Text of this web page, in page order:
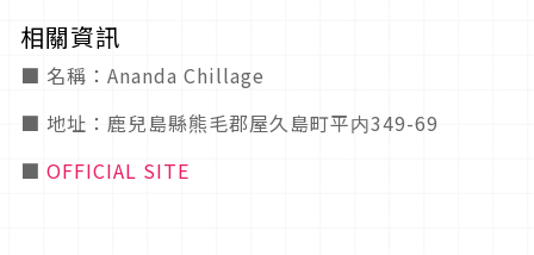
相關資訊
■ 名稱：Ananda Chillage
■ 地址：鹿兒島縣熊毛郡屋久島町平内349-69
■ OFFICIAL SITE